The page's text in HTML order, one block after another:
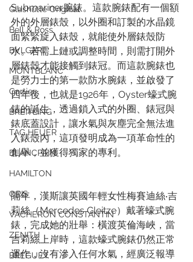
Glashütte Original
Bell & Ross
BVLGARI
MONTBLANC
Cartier
BREITLING
TAG HEUER
BLANCPAIN
HAMILTON
ORIS
VACHERON CONSTANTIN
ZENITH
BREGUET
Submariner腕錶。這款腕錶配有一個額
外的外層錶殼，以外圈和訂製的水晶鏡
面緊緊旋入錶殼，就能使外層錶殼防
水。若需上鏈或調整時間，則需打開外
層錶殼才能接觸到錶冠。而這款腕錶也
是勞力士的第一款防水腕錶，並啟發了
四年後，也就是1926年，Oyster蠔式腕
錶的誕生，透過鎖入式的外圈、錶冠與
錶底蓋設計，讓水氣與灰塵完全無法進
入錶殼內，這項發明成為一項革命性的
創舉，並獲得獨家的專利。
隔年，漢斯讓英國年輕女性梅賽迪絲‧吉
莉絲（Mercedes Gleitze）戴著蠔式腕
錶，完成她的壯舉：橫渡英倫海峽，當
吉莉絲上岸時，這款蠔式腕錶仍然正常
運作，沒有滲入任何水氣，經廣泛報導